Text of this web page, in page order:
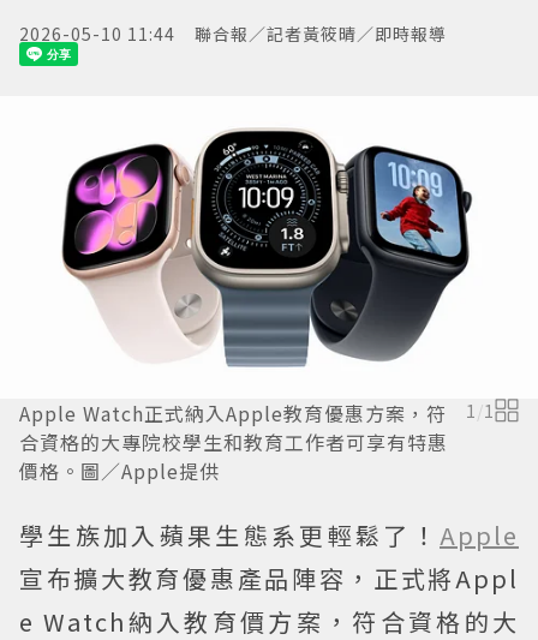
2026-05-10 11:44 聯合報／記者黃筱晴／即時報導
Apple Watch正式納入Apple教育優惠方案，符
合資格的大專院校學生和教育工作者可享有特惠
價格。圖／Apple提供
1 /1
學生族加入蘋果生態系更輕鬆了！ Apple
宣布擴大教育優惠產品陣容，正式將Appl
e Watch納入教育價方案，符合資格的大